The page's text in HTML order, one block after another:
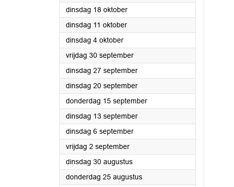
dinsdag 18 oktober2022
dinsdag 11 oktober2022
dinsdag 4 oktober2022
vrijdag 30 september2022
dinsdag 27 september2022
dinsdag 20 september2022
donderdag 15 september2022
dinsdag 13 september2022
dinsdag 6 september2022
vrijdag 2 september2022
dinsdag 30 augustus2022
donderdag 25 augustus2022